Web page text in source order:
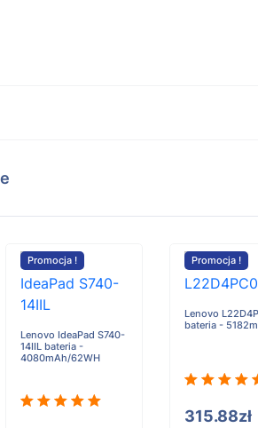
Promocja !
Lenovo IdeaPad S740-
14IIL bateria -
4080mAh/62WH
Promocja !
Lenovo
bateria -
315.88zł